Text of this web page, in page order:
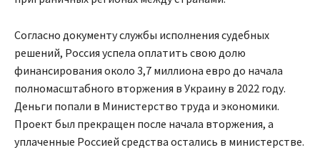
Согласно документу службы исполнения судебных
решений, Россия успела оплатить свою долю
финансирования около 3,7 миллиона евро до начала
полномасштабного вторжения в Украину в 2022 году.
Деньги попали в Министерство труда и экономики.
Проект был прекращен после начала вторжения, а
уплаченные Россией средства остались в министерстве.